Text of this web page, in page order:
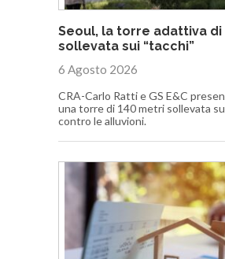
Seoul, la torre adattiva di
sollevata sui “tacchi”
6 Agosto 2026
CRA-Carlo Ratti e GS E&C
una torre di 140 metri sollevata
contro le alluvioni.